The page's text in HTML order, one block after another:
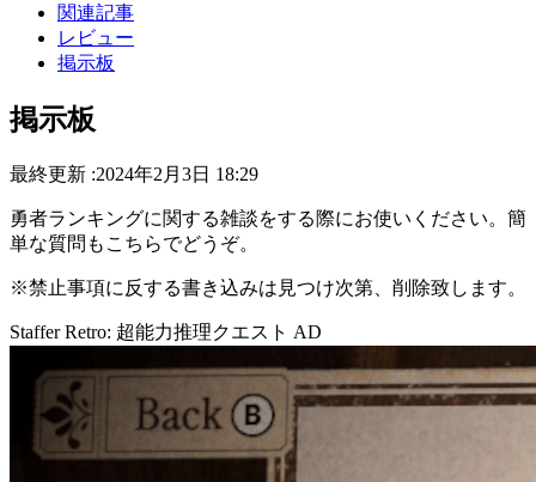
関連記事
レビュー
掲示板
掲示板
最終更新 :2024年2月3日 18:29
勇者ランキングに関する雑談をする際にお使いください。簡
単な質問もこちらでどうぞ。
※禁止事項に反する書き込みは見つけ次第、削除致します。
Staffer Retro: 超能力推理クエスト AD